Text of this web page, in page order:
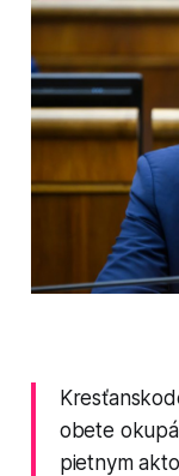
obete
pietnym